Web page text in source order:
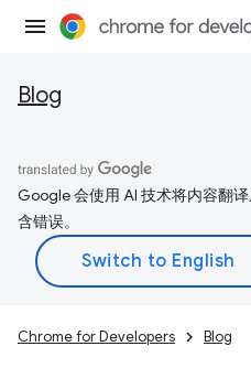
Blog
Google 会使用 AI 技术将内容翻
含错误。
Chrome for Developers Blog